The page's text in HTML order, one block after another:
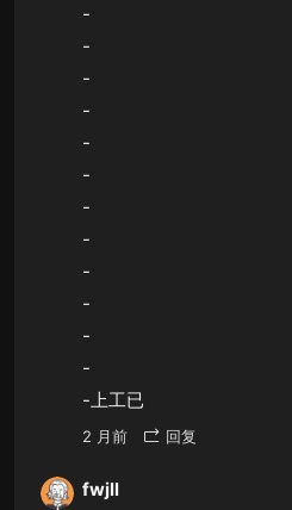
-
-
-
-
-
-
-
-
-
-
-
-
-上工已
2 月前 回复
fwjll